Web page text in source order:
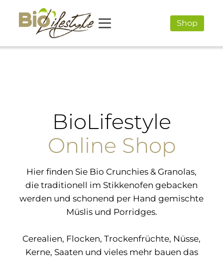
Shop
BioLifestyle
Online Shop
Hier finden Sie Bio Crunchies & Granolas,
die traditionell im Stikkenofen gebacken
werden und schonend per Hand gemischte
Müslis und Porridges.
Cerealien, Flocken, Trockenfrüchte, Nüsse,
Kerne, Saaten und vieles mehr bauen das